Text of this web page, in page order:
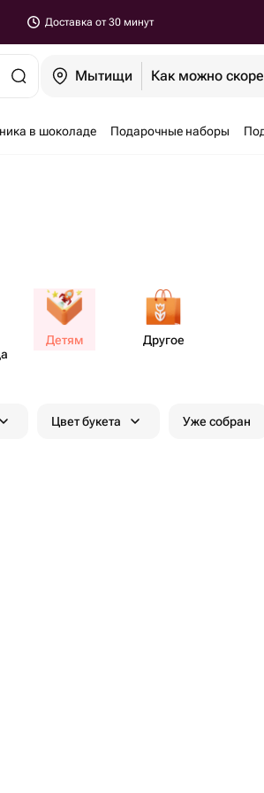
Доставка от 30 минут
Мытищи Как можно
в шоколаде Подарочные наборы
Детям Другое
Цвет букета Уже собран